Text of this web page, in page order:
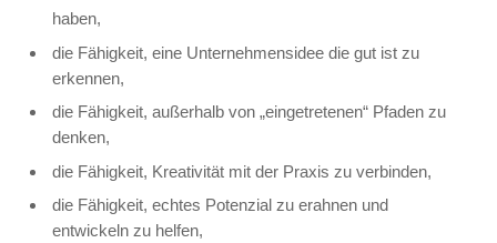
haben,
die Fähigkeit, eine Unternehmensidee die gut ist zu
erkennen,
die Fähigkeit, außerhalb von „eingetretenen“ Pfaden zu
denken,
die Fähigkeit, Kreativität mit der Praxis zu verbinden,
die Fähigkeit, echtes Potenzial zu erahnen und
entwickeln zu helfen,